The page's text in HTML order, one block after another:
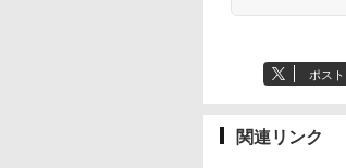
ポスト
関連リンク